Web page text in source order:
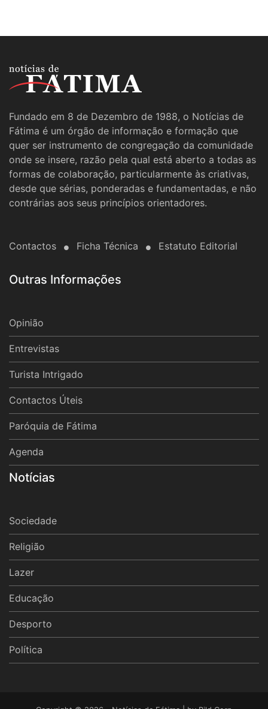
Fundado em 8 de Dezembro de 1988, o Notícias de
Fátima é um órgão de informação e formação que
quer ser instrumento de congregação da comunidade
onde se insere, razão pela qual está aberto a todas as
formas de colaboração, particularmente às criativas,
desde que sérias, ponderadas e fundamentadas, e não
contrárias aos seus princípios orientadores.
Contactos Ficha Técnica Estatuto Editorial
Outras Informações
Opinião
Entrevistas
Turista Intrigado
Contactos Úteis
Paróquia de Fátima
Agenda
Notícias
Sociedade
Religião
Lazer
Educação
Desporto
Política